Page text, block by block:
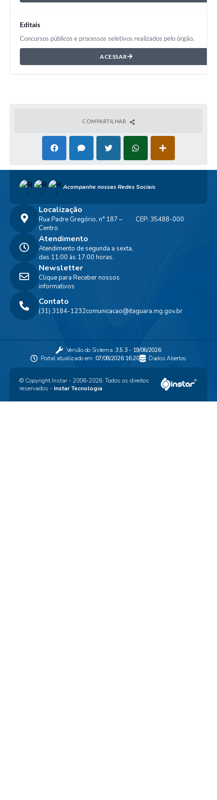
Editais
Concursos públicos e processos seletivos realizados pelo órgão.
ACESSAR
COMPARTILHAR
Acompanhe nossas Redes Sociais
Localização
Rua Padre Gregório, n° 187 –
Centro
CEP: 35488-000
Contato
(31) 3184-1232comunicacao@itaguara.mg.gov.br
Atendimento
Atendimento de segunda a sexta,
das 11:00 às 17:00 horas.
Newsletter
Clique para Receber nossos
informativos
Versão do Sistema:3.5.3 - 19/06/2026
Portal atualizado em: 07/08/2026 16:20 Dados Abertos
© Copyright Instar - 2006-2026. Todos os direitos
reservados - Instar Tecnologia